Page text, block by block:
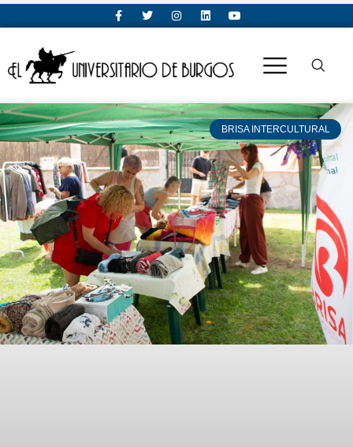
BRISA INTERCULTURAL